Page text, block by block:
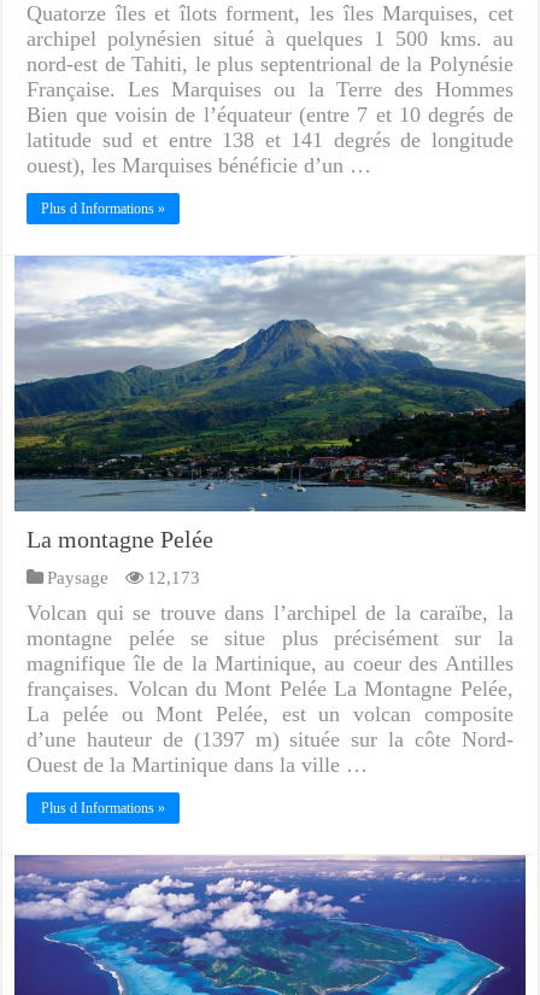
Quatorze îles et îlots forment, les îles Marquises, cet
archipel polynésien situé à quelques 1 500 kms. au
nord-est de Tahiti, le plus septentrional de la Polynésie
Française. Les Marquises ou la Terre des Hommes
Bien que voisin de l’équateur (entre 7 et 10 degrés de
latitude sud et entre 138 et 141 degrés de longitude
ouest), les Marquises bénéficie d’un …
Plus d Informations »
La montagne Pelée
Paysage 12,173
Volcan qui se trouve dans l’archipel de la caraïbe, la
montagne pelée se situe plus précisément sur la
magnifique île de la Martinique, au coeur des Antilles
françaises. Volcan du Mont Pelée La Montagne Pelée,
La pelée ou Mont Pelée, est un volcan composite
d’une hauteur de (1397 m) située sur la côte Nord-
Ouest de la Martinique dans la ville …
Plus d Informations »